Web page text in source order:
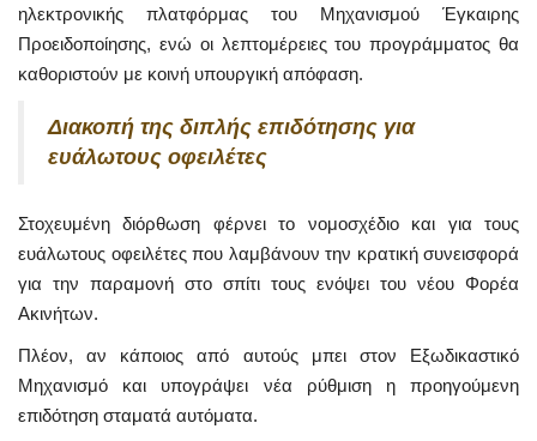
ηλεκτρονικής πλατφόρμας του Μηχανισμού Έγκαιρης
Προειδοποίησης, ενώ οι λεπτομέρειες του προγράμματος θα
καθοριστούν με κοινή υπουργική απόφαση.
Διακοπή της διπλής επιδότησης για
ευάλωτους οφειλέτες
Στοχευμένη διόρθωση φέρνει το νομοσχέδιο και για τους
ευάλωτους οφειλέτες που λαμβάνουν την κρατική συνεισφορά
για την παραμονή στο σπίτι τους ενόψει του νέου Φορέα
Ακινήτων.
Πλέον, αν κάποιος από αυτούς μπει στον Εξωδικαστικό
Μηχανισμό και υπογράψει νέα ρύθμιση η προηγούμενη
επιδότηση σταματά αυτόματα.